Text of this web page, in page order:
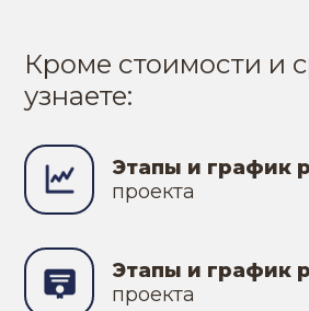
Кроме стоимости и
узнаете:
Этапы и график
проекта
Этапы и график
проекта